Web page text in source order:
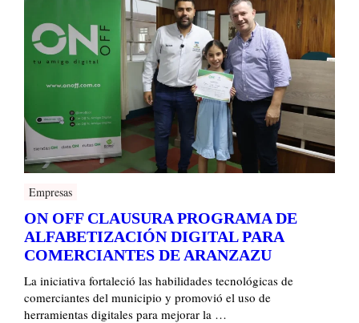
Empresas
ON OFF CLAUSURA PROGRAMA DE
ALFABETIZACIÓN DIGITAL PARA
COMERCIANTES DE ARANZAZU
La iniciativa fortaleció las habilidades tecnológicas de
comerciantes del municipio y promovió el uso de
herramientas digitales para mejorar la …